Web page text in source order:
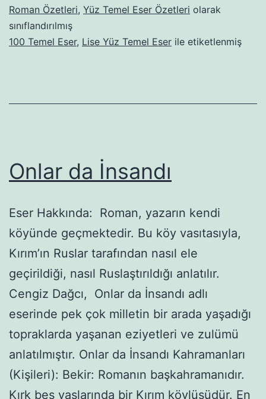
Roman Özetleri, Yüz Temel Eser Özetleri olarak
sınıflandırılmış
100 Temel Eser, Lise Yüz Temel Eser ile etiketlenmiş
Onlar da İnsandı
Eser Hakkında: Roman, yazarın kendi
köyünde geçmektedir. Bu köy va­sıtasıyla,
Kırım’ın Ruslar tarafından nasıl ele
geçirildiği, nasıl Ruslaştırıldığı anlatılır.
Cengiz Dağcı, Onlar da İnsandı adlı
eserinde pek çok milletin bir arada ya­şadığı
topraklarda yaşanan eziyetleri ve zulümü
anlatılmıştır. Onlar da İnsandı Kahramanları
(Kişileri): Bekir: Romanın başkahramanıdır.
Kırk beş yaşlarında bir Kırım köylüsüdür. En